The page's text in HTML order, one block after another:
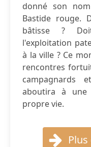
donné son
Bastide rouge.
bâtisse ?
l'exploitation
à la ville ? Ce
rencontres
campagnards
aboutira à
propre vie.